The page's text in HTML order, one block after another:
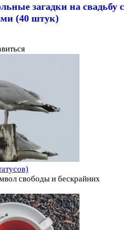
загадки на свадьбу с
(40 штук)
свободы и бескрайних